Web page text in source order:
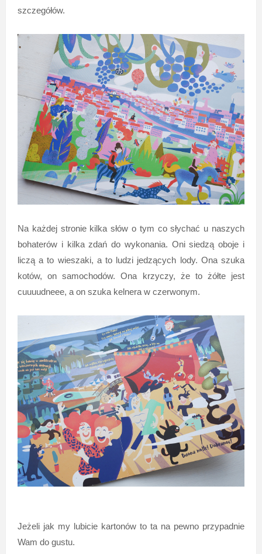
szczegółów.
Na każdej stronie kilka słów o tym co słychać u naszych
bohaterów i kilka zdań do wykonania. Oni siedzą oboje i
liczą a to wieszaki, a to ludzi jedzących lody. Ona szuka
kotów, on samochodów. Ona krzyczy, że to żółte jest
cuuuudneee, a on szuka kelnera w czerwonym.
Jeżeli jak my lubicie kartonów to ta na pewno przypadnie
Wam do gustu.